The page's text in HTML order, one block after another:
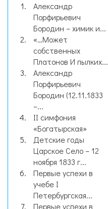
Александр
Порфирьевич
Бородин – химик и...
«…Может
собственных
Платонов И пылких...
Александр
Порфирьевич
Бородин (12.11.1833
–...
II симфония
«Богатырская»
Детские годы
Царское Село – 12
ноября 1833 г...
Первые успехи в
учебе I
Петербургская...
Первые успехи в